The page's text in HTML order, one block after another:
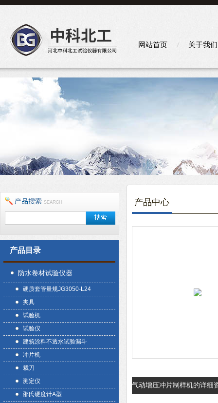
网站首页 关于我们
产品目录
防水卷材试验仪器
硬质套管量规JG3050-L24
夹具
试验机
试验仪
建筑涂料不透水试验漏斗
冲片机
裁刀
测定仪
邵氏硬度计A型
产品中心
气动增压冲片制样机的详细